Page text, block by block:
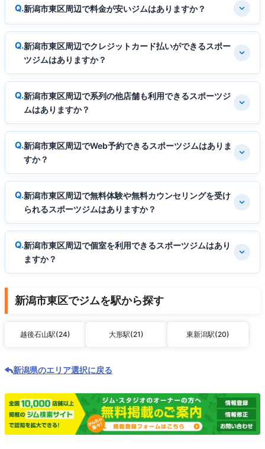
新潟市東区周辺で料金が安いジムはありますか？
新潟市東区周辺でクレジットカード払いができるスポー
ツジムはありますか？
新潟市東区周辺で系列の他店舗も利用できるスポーツジ
ムはありますか？
新潟市東区周辺でWeb予約できるスポーツジムはありま
すか？
新潟市東区周辺で無料体験や無料カウンセリングを受け
られるスポーツジムはありますか？
新潟市東区周辺で個室を利用できるスポーツジムはあり
ますか？
新潟市東区でジムを駅から探す
越後石山駅(24) 大形駅(21) 東新潟駅(20)
新潟県のエリア選択に戻る